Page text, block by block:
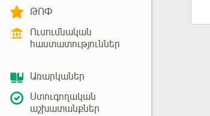
ԹՈՓ
Ուսումնական
հաստատություններ
Առարկաներ
Ստուգողական
աշխատանքներ